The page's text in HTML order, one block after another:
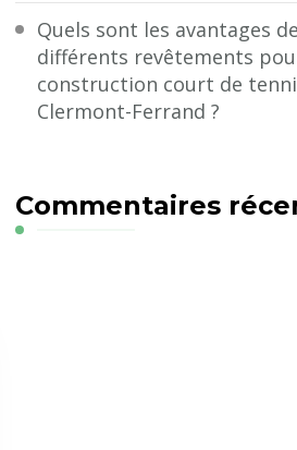
Quels sont les avantages
différents revêtements
construction court de
Clermont-Ferrand ?
Commentaires